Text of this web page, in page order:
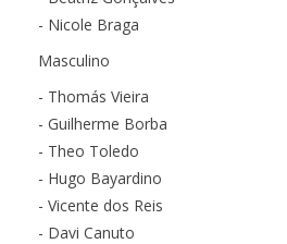
- Nicole Braga
Masculino
- Thomás Vieira
- Guilherme Borba
- Theo Toledo
- Hugo Bayardino
- Vicente dos Reis
- Davi Canuto